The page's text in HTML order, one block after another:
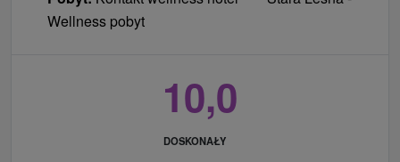
Wellness pobyt
10,0
DOSKONAŁY